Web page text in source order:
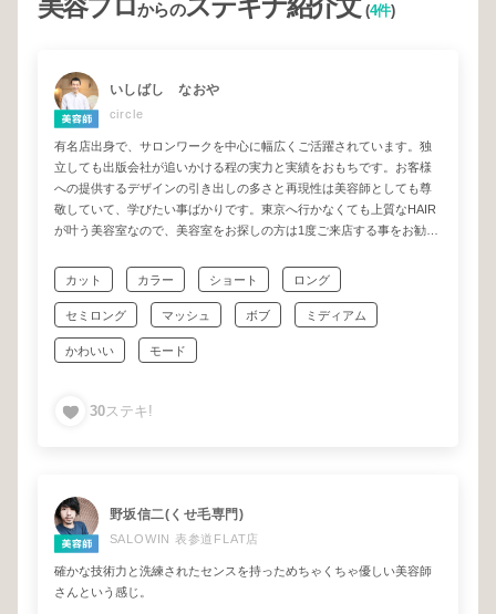
美容プロ からのステキナ紹介文(4件)
いしばし なおや
circle
有名店出身で、サロンワークを中心に幅広くご活躍されています。独
立しても出版会社が追いかける程の実力と実績をおもちです。お客様
への提供するデザインの引き出しの多さと再現性は美容師としても尊
敬していて、学びたい事ばかりです。東京へ行かなくても上質なHAIR
が叶う美容室なので、美容室をお探しの方は1度ご来店する事をお勧め
カット カラー ショート ロング
セミロング マッシュ ボブ ミディアム
かわいい モード
30ステキ!
野坂信二(くせ毛専門)
SALOWIN 表参道FLAT店
確かな技術力と洗練されたセンスを持っためちゃくちゃ優しい美容師
さんという感じ。